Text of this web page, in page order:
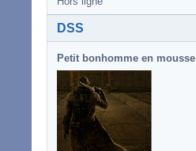
DSS
Petit bonhomme en mousse